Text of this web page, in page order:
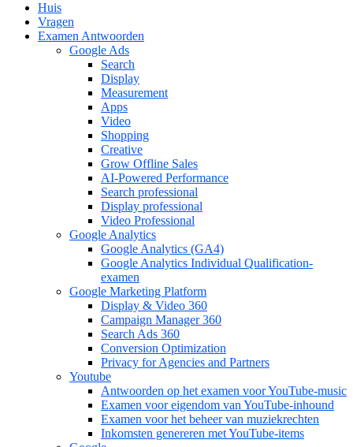
Huis
Vragen
Examen Antwoorden
Google Ads
Search
Display
Measurement
Apps
Video
Shopping
Creative
Grow Offline Sales
AI-Powered Performance
Search professional
Display professional
Video Professional
Google Analytics
Google Analytics (GA4)
Google Analytics Individual Qualification-
examen
Google Marketing Platform
Display & Video 360
Campaign Manager 360
Search Ads 360
Conversion Optimization
Privacy for Agencies and Partners
Youtube
Antwoorden op het examen voor YouTube-music
Examen voor eigendom van YouTube-inhound
Examen voor het beheer van muziekrechten
Inkomsten genereren met YouTube-items